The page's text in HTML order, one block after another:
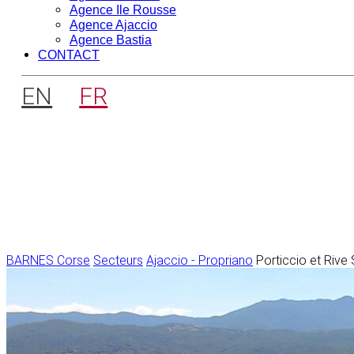
Agence Ile Rousse
Agence Ajaccio
Agence Bastia
CONTACT
EN FR
BARNES Corse Secteurs Ajaccio - Propriano Porticcio et Rive